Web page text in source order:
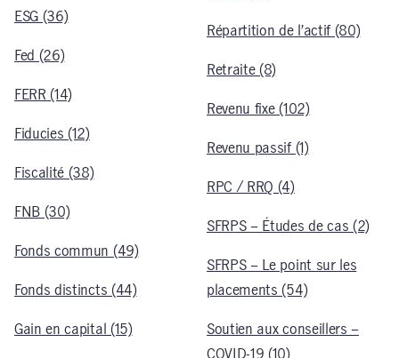
ESG (36)
Fed (26)
FERR (14)
Fiducies (12)
Fiscalité (38)
FNB (30)
Fonds commun (49)
Fonds distincts (44)
Gain en capital (15)
Répartition de l’actif (80)
Retraite (8)
Revenu fixe (102)
Revenu passif (1)
RPC / RRQ (4)
SFRPS – Études de cas (2)
SFRPS – Le point sur les
placements (54)
Soutien aux conseillers –
COVID-19 (10)